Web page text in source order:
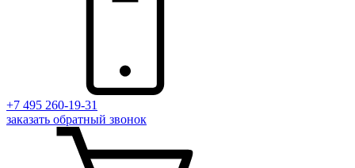
+7 495 260-19-31
заказать обратный звонок